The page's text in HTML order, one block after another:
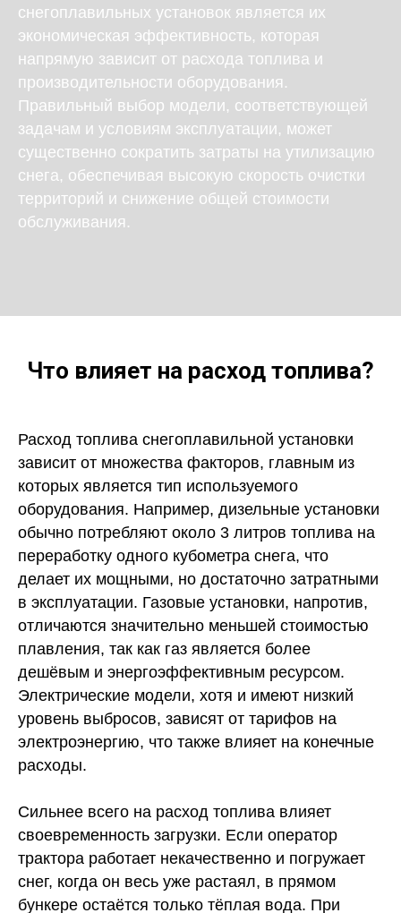
снегоплавильных установок является их
экономическая эффективность, которая
напрямую зависит от расхода топлива и
производительности оборудования.
Правильный выбор модели, соответствующей
задачам и условиям эксплуатации, может
существенно сократить затраты на утилизацию
снега, обеспечивая высокую скорость очистки
территорий и снижение общей стоимости
обслуживания.
Что влияет на расход топлива?
Расход топлива снегоплавильной установки
зависит от множества факторов, главным из
которых является тип используемого
оборудования. Например, дизельные установки
обычно потребляют около 3 литров топлива на
переработку одного кубометра снега, что
делает их мощными, но достаточно затратными
в эксплуатации. Газовые установки, напротив,
отличаются значительно меньшей стоимостью
плавления, так как газ является более
дешёвым и энергоэффективным ресурсом.
Электрические модели, хотя и имеют низкий
уровень выбросов, зависят от тарифов на
электроэнергию, что также влияет на конечные
расходы.
Сильнее всего на расход топлива влияет
своевременность загрузки. Если оператор
трактора работает некачественно и погружает
снег, когда он весь уже растаял, в прямом
бункере остаётся только тёплая вода. При